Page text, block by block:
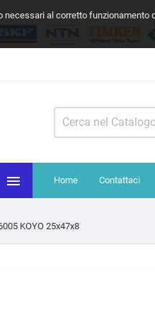
al corretto
 Home Contattaci
KOYO 25x47x8